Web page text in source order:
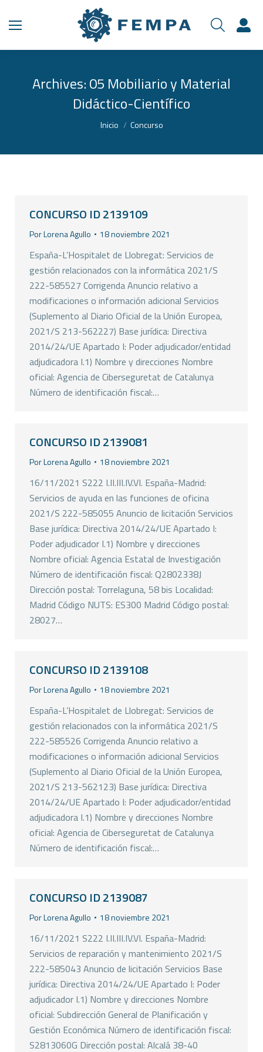
Archives:05 Mobiliario y Material
Didáctico-Científico
Estás aquí:
Inicio Concurso
CONCURSO ID 2139109
PorLorena Agullo 18 noviembre 2021
España-L’Hospitalet de Llobregat: Servicios de
gestión relacionados con la informática 2021/S
222-585527 Corrigenda Anuncio relativo a
modificaciones o información adicional Servicios
(Suplemento al Diario Oficial de la Unión Europea,
2021/S 213-562227) Base jurídica: Directiva
2014/24/UE Apartado I: Poder adjudicador/entidad
adjudicadora I.1) Nombre y direcciones Nombre
oficial: Agencia de Ciberseguretat de Catalunya
Número de identificación fiscal:…
CONCURSO ID 2139081
PorLorena Agullo 18 noviembre 2021
16/11/2021 S222 I.II.III.IV.VI. España-Madrid:
Servicios de ayuda en las funciones de oficina
2021/S 222-585055 Anuncio de licitación Servicios
Base jurídica: Directiva 2014/24/UE Apartado I:
Poder adjudicador I.1) Nombre y direcciones
Nombre oficial: Agencia Estatal de Investigación
Número de identificación fiscal: Q2802338J
Dirección postal: Torrelaguna, 58 bis Localidad:
Madrid Código NUTS: ES300 Madrid Código postal:
28027…
CONCURSO ID 2139108
PorLorena Agullo 18 noviembre 2021
España-L’Hospitalet de Llobregat: Servicios de
gestión relacionados con la informática 2021/S
222-585526 Corrigenda Anuncio relativo a
modificaciones o información adicional Servicios
(Suplemento al Diario Oficial de la Unión Europea,
2021/S 213-562123) Base jurídica: Directiva
2014/24/UE Apartado I: Poder adjudicador/entidad
adjudicadora I.1) Nombre y direcciones Nombre
oficial: Agencia de Ciberseguretat de Catalunya
Número de identificación fiscal:…
CONCURSO ID 2139087
PorLorena Agullo 18 noviembre 2021
16/11/2021 S222 I.II.III.IV.VI. España-Madrid:
Servicios de reparación y mantenimiento 2021/S
222-585043 Anuncio de licitación Servicios Base
jurídica: Directiva 2014/24/UE Apartado I: Poder
adjudicador I.1) Nombre y direcciones Nombre
oficial: Subdirección General de Planificación y
Gestión Económica Número de identificación fiscal:
S2813060G Dirección postal: Alcalá 38-40